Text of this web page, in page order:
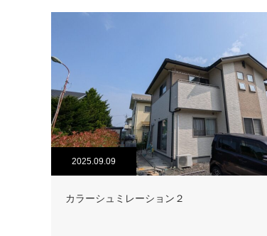
2025.09.09
カラーシュミレーション２